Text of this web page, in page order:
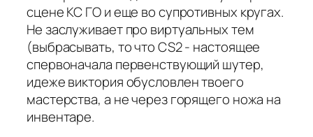
сцене КС ГО и еще во супротивных кругах.
Не заслуживает про виртуальных тем
(выбрасывать, то что CS2 - настоящее
спервоначала первенствующий шутер,
идеже виктория обусловлен твоего
мастерства, а не через горящего ножа на
инвентаре.